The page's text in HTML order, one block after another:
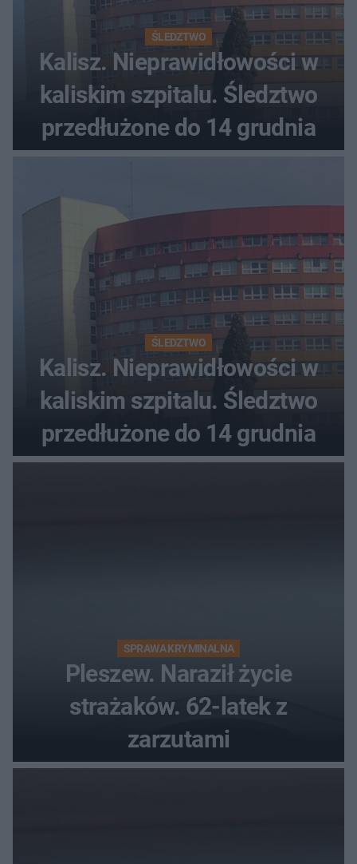
ŚLEDZTWO
Kalisz. Nieprawidłowości w
kaliskim szpitalu. Śledztwo
przedłużone do 14 grudnia
ŚLEDZTWO
Kalisz. Nieprawidłowości w
kaliskim szpitalu. Śledztwo
przedłużone do 14 grudnia
SPRAWA KRYMINALNA
Pleszew. Naraził życie
strażaków. 62-latek z
zarzutami